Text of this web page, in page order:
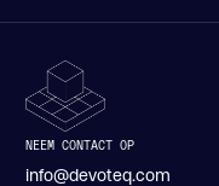
NEEM CONTACT OP
info@devoteq.com